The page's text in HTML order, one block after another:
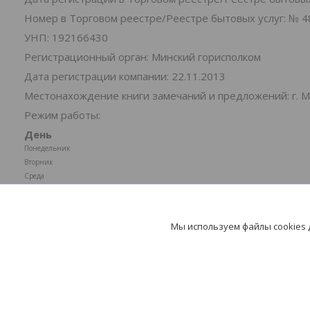
Номер в Торговом реестре/Реестре бытовых услуг: №
УНП: 192166430
Регистрационный орган: Минский горисполком
Дата регистрации компании: 22.11.2013
Местонахождение книги замечаний и предложений: г.
Режим работы:
День
Понедельник
Вторник
Среда
Мы используем файлы cookies